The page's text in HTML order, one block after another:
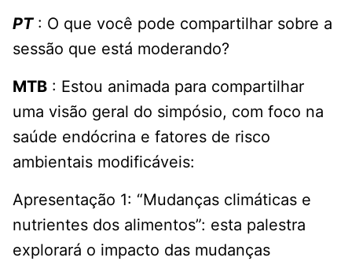
PT: O que você pode compartilhar sobre a
sessão que está moderando?
MTB : Estou animada para compartilhar
uma visão geral do simpósio, com foco na
saúde endócrina e fatores de risco
ambientais modificáveis:
Apresentação 1: “Mudanças climáticas e
nutrientes dos alimentos”: esta palestra
explorará o impacto das mudanças